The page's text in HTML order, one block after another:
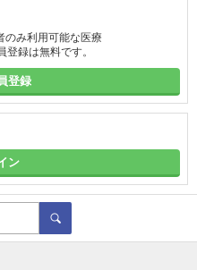
のみ利用可能な医療
録は無料です。
登録
ン